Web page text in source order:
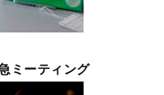
ミーティング